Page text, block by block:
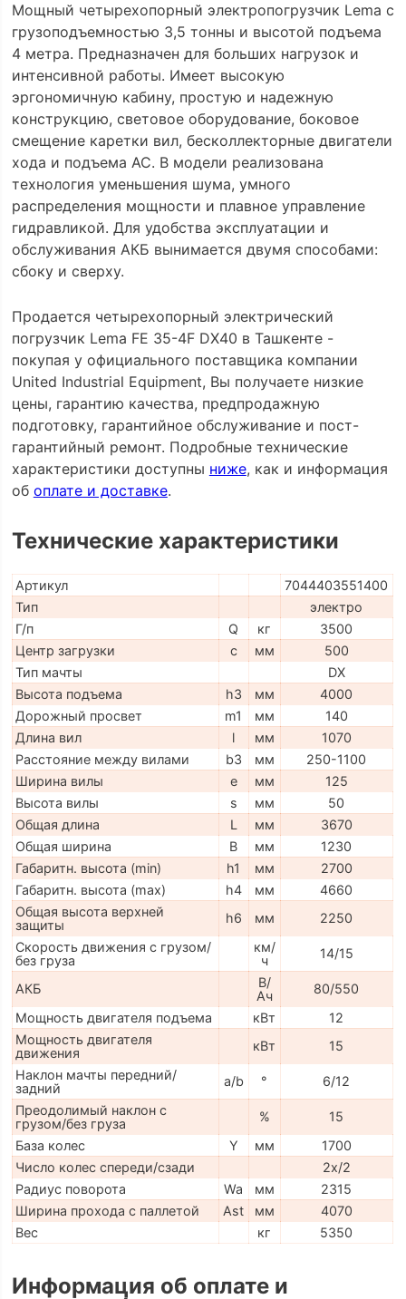
Мощный четырехопорный электропогрузчик Lema с
грузоподъемностью 3,5 тонны и высотой подъема
4 метра. Предназначен для больших нагрузок и
интенсивной работы. Имеет высокую
эргономичную кабину, простую и надежную
конструкцию, световое оборудование, боковое
смещение каретки вил, бесколлекторные двигатели
хода и подъема АС. В модели реализована
технология уменьшения шума, умного
распределения мощности и плавное управление
гидравликой. Для удобства эксплуатации и
обслуживания АКБ вынимается двумя способами:
сбоку и сверху.
Продается четырехопорный электрический
погрузчик Lema FE 35-4F DX40 в Ташкенте -
покупая у официального поставщика компании
United Industrial Equipment, Вы получаете низкие
цены, гарантию качества, предпродажную
подготовку, гарантийное обслуживание и пост-
гарантийный ремонт. Подробные технические
характеристики доступны ниже, как и информация
об оплате и доставке.
Технические характеристики
Артикул
7044403551400
Тип
электро
Г/п
Q кг
3500
Центр загрузки
c мм
500
Тип мачты
DX
Высота подъема
h3 мм
4000
Дорожный просвет
m1 мм
140
Длина вил
l мм
1070
Расстояние между вилами
b3 мм
250-1100
Ширина вилы
e мм
125
Высота вилы
s мм
50
Общая длина
L мм
3670
Общая ширина
B мм
1230
Габаритн. высота (min)
h1 мм
2700
Габаритн. высота (max)
h4 мм
4660
Общая высота верхней
защиты
h6 мм
2250
Скорость движения с грузом/
без груза
км/
ч
14/15
АКБ
В/
Ач
80/550
Мощность двигателя подъема
кВт
12
Мощность двигателя
движения
кВт
15
Наклон мачты передний/
задний
a/b °
6/12
Преодолимый наклон с
грузом/без груза
%
15
База колес
Y мм
1700
Число колес спереди/сзади
2x/2
Радиус поворота
Wa мм
2315
Ширина прохода с паллетой
Ast мм
4070
Вес
кг 5350
Информация об оплате и